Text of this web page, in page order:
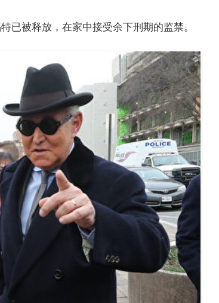
已被释放，在家中接受余下刑期的监禁。